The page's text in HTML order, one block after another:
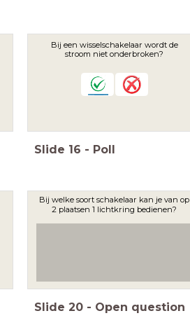
Bij een wisselschakelaar wordt de
stroom niet onderbroken?
Slide 16 - Poll
Bij welke soort schakelaar kan je van op
2 plaatsen 1 lichtkring bedienen?
Slide 20 - Open question